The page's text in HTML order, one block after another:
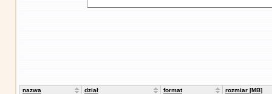
nazwa dział format rozmiar [MB]